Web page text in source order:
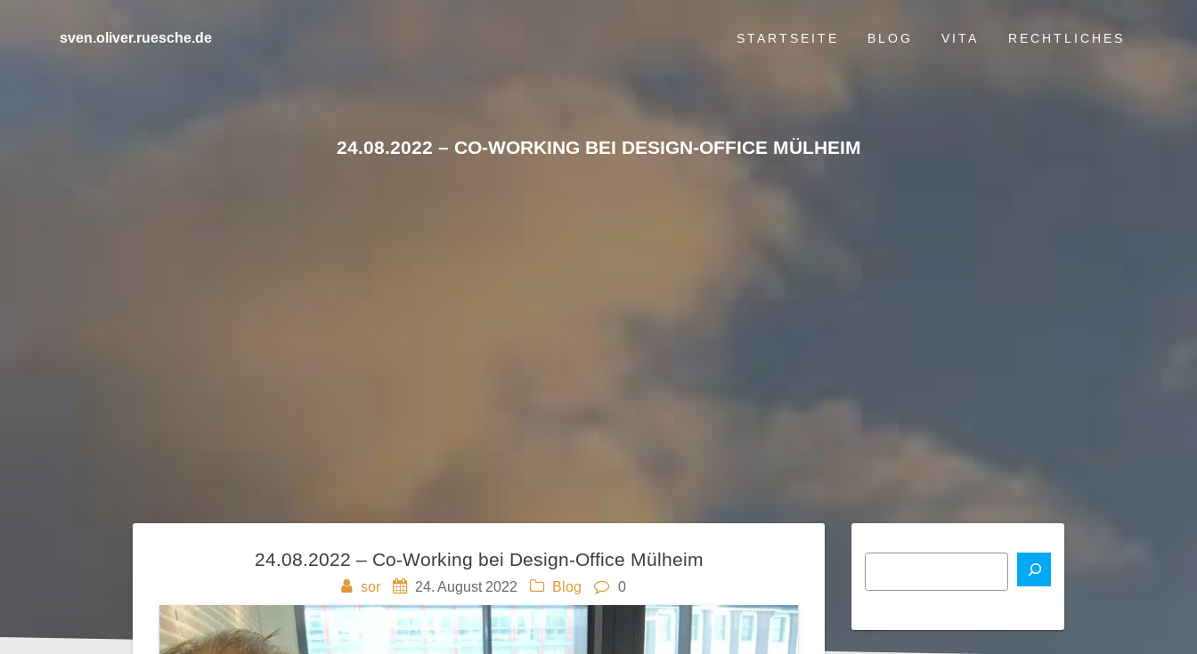
sven.oliver.ruesche.de STARTSEITE BLOG VITA RECHTLICHES
24.08.2022 – CO-WORKING BEI DESIGN-OFFICE MÜLHEIM
24.08.2022 – Co-Working bei Design-Office Mülheim
sor 24. August 2022 Blog 0
Beitragsnavigation